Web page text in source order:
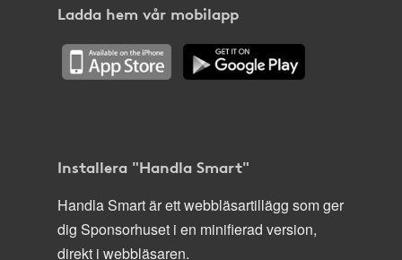
Ladda hem vår mobilapp
Installera "Handla Smart"
Handla Smart är ett webbläsartillägg som ger
dig Sponsorhuset i en minifierad version,
direkt i webbläsaren.